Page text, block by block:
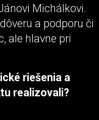
Michálkovi.
a podporu či
ale hlavne pri
riešenia a
realizovali?